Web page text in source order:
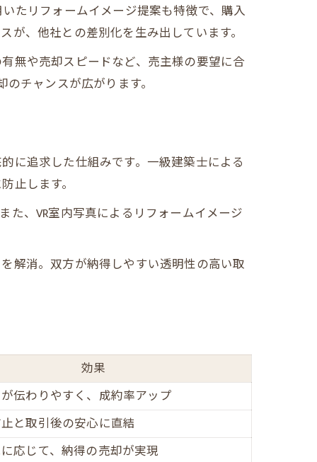
たリフォームイメージ提案も特徴で、購入
、他社との差別化を生み出しています。
無や売却スピードなど、売主様の要望に合
チャンスが広がります。
に追求した仕組みです。一級建築士による
止します。
、VR室内写真によるリフォームイメージ
解消。双方が納得しやすい透明性の高い取
効果
伝わりやすく、成約率アップ
と取引後の安心に直結
応じて、納得の売却が実現